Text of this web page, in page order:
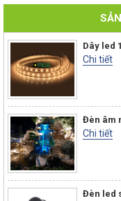
Dây led
Chi tiết
Đèn âm
Chi tiết
Đèn led